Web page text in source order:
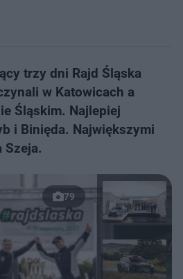
trzy dni Rajd Śląska
w Katowicach a
Śląskim. Najlepiej
i Binięda. Największymi
Szeja.
79